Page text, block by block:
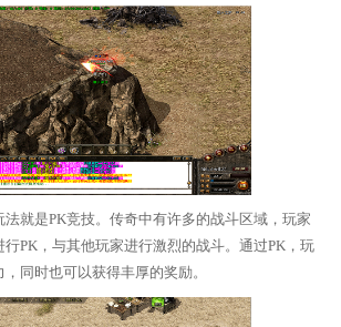
法就是PK竞技。传奇中有许多的战斗区域，玩家
PK，与其他玩家进行激烈的战斗。通过PK，玩
同时也可以获得丰厚的奖励。